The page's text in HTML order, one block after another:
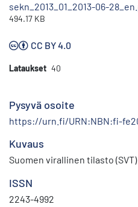
sekn_2013_01_2013-06-
494.17 KB
CC BY 4.0
Lataukset 40
Pysyvä osoite
https://urn.fi/URN:NBN:fi-
Kuvaus
Suomen virallinen tilasto (SVT)
ISSN
2243-4992